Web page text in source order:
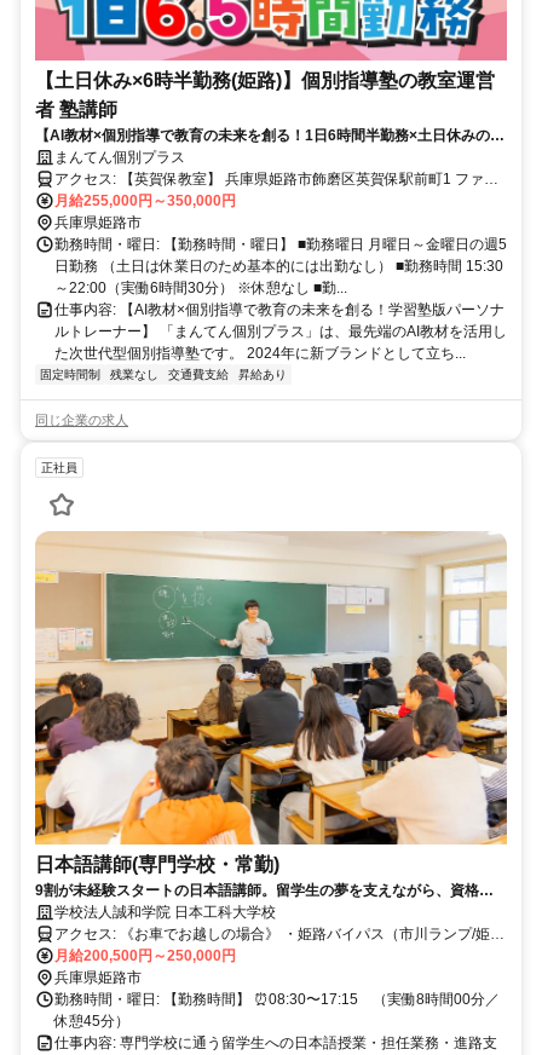
【土日休み×6時半勤務(姫路)】個別指導塾の教室運営
者 塾講師
【AI教材×個別指導で教育の未来を創る！1日6時間半勤務×土日休みの新
しい働き方】
まんてん個別プラス
アクセス: 【英賀保教室】 兵庫県姫路市飾磨区英賀保駅前町1 ファー
ストイン英賀保駅前202 [最寄り駅] 山陽電鉄 英賀保駅 [アクセス] 英賀
保駅より徒歩約1分（駅前） 【広畑教室】 兵庫県姫路市広畑区才837-
2 [最寄り駅] 山陽電鉄 広畑駅 [アクセス] 広畑駅より徒歩約8分 【たつ
の教室】 兵庫県たつの市龍野町堂本44-7 [最寄り駅] JR姫新線 本竜野
駅 [アクセス] 本竜野駅より徒歩約1分
月給255,000円～350,000円
兵庫県姫路市
勤務時間・曜日: 【勤務時間・曜日】 ■勤務曜日 月曜日～金曜日の週5
日勤務 （土日は休業日のため基本的には出勤なし） ■勤務時間 15:30
～22:00（実働6時間30分） ※休憩なし ■勤...
仕事内容: 【AI教材×個別指導で教育の未来を創る！学習塾版パーソナ
ルトレーナー】 「まんてん個別プラス」は、最先端のAI教材を活用し
た次世代型個別指導塾です。 2024年に新ブランドとして立ち...
固定時間制 残業なし 交通費支給 昇給あり
同じ企業の求人
正社員
日本語講師(専門学校・常勤)
9割が未経験スタートの日本語講師。留学生の夢を支えながら、資格を
活かせる教育の仕事です。年間休日120日以上で働きやすさも◎
学校法人誠和学院 日本工科大学校
アクセス: 《お車でお越しの場合》 ・姫路バイパス（市川ランプ/姫路
南ランプ）より車でアクセス可 《JRでお越しの場合》 JR姫路駅南口
「神姫バス」→兼田バス停徒歩10分 《山陽電鉄でお越しの場合》 山
陽電鉄 妻鹿駅から徒歩15分
月給200,500円～250,000円
兵庫県姫路市
勤務時間・曜日: 【勤務時間】 ⏰08:30〜17:15 （実働8時間00分／
休憩45分）
仕事内容: 専門学校に通う留学生への日本語授業・担任業務・進路支